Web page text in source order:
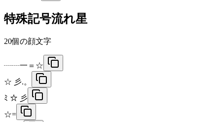
特殊記号流れ星
20個の顔文字
┈┈一＝☆
☆ 彡.。
ﾐ ☆ 彡
☆=